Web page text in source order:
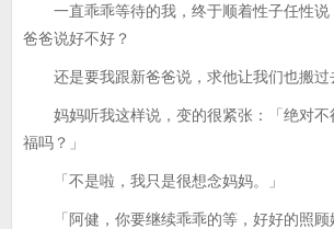
一直乖乖等待的我，终于顺着性子任性说
爸爸说好不好？
还是要我跟新爸爸说，求他让我们也搬过
妈妈听我这样说，变的很紧张：「绝对不
福吗？」
「不是啦，我只是很想念妈妈。」
「阿健，你要继续乖乖的等，好好的照顾